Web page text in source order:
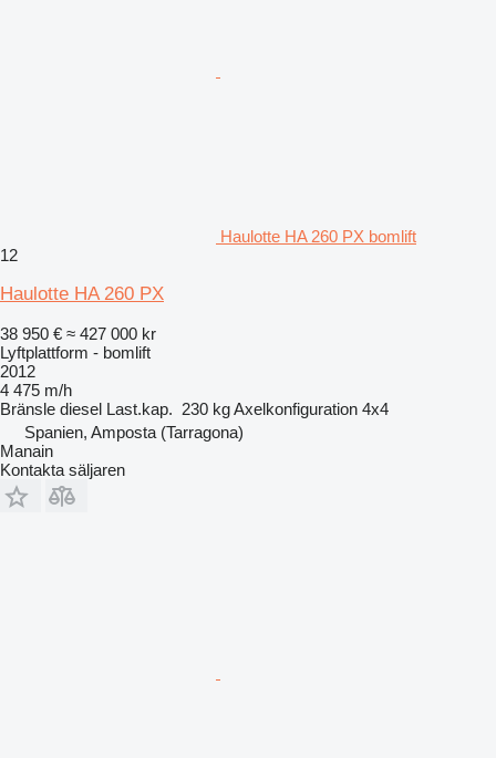
Haulotte HA 260 PX bomlift
12
Haulotte HA 260 PX
38 950 € ≈ 427 000 kr
Lyftplattform - bomlift
2012
4 475 m/h
Bränsle diesel Last.kap. 230 kgAxelkonfiguration 4x4
Spanien, Amposta (Tarragona)
Manain
Kontakta säljaren